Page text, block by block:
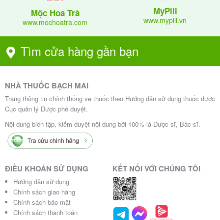
Bệnh nhân suy giảm miễn dịch nghiêm trọng (ví
dụ: đang điều trị hóa trị, xạ trị, bệnh nhân
HIV/AIDS giai đoạn cuối)
thiện trước khi có chỉ định của bác sĩ.
Tương Tác Thuốc
Kháng sinh:Sử dụng đồng thời với kháng sinh có
thể làm giảm hiệu quả của Zentosin 1g do kháng
sinh có thể tiêu diệt cả lợi khuẩn vừa được bổ
sung. Để tránh tương tác, nên dùng thuốc cách xa
Thuốc kháng nấm:
Tương tự như kháng sinh, một
số thuốc kháng nấm cũng có thể ảnh hưởng đến
lợi khuẩn.
Mộc Hoa Trà
www.mochoatra.com
MyPill
www.mypill.vn
Tìm cửa hàng gần bạn
NHÀ THUỐC BẠCH MAI
Trang thông tin chính thống về thuốc theo Hướng dẫn sử dụng thuốc được
Cục quản lý Dược phê duyệt.
Nội dung biên tập, kiểm duyệt nội dung bởi 100% là Dược sĩ, Bác sĩ.
ĐIỀU KHOẢN SỬ DỤNG
Hướng dẫn sử dụng
Chính sách giao hàng
Chính sách bảo mật
Chính sách thanh toán
KẾT NỐI VỚI CHÚNG TÔI